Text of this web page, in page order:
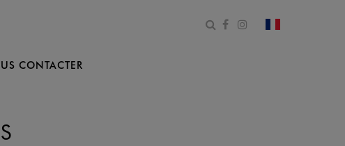
Ouvrir le formulaire de
Facebook
Instagram
changer le
CONTACTER